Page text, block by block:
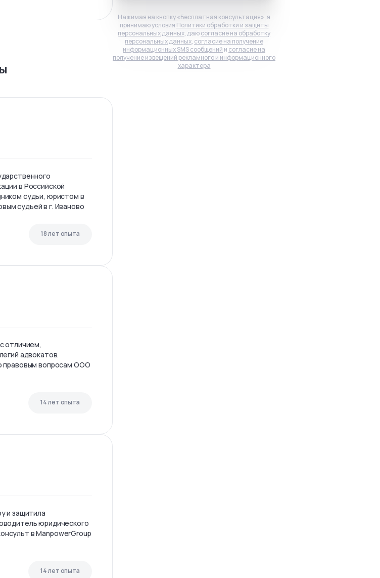
в Российской
судьи, юристом в
судьей в г. Иваново
18 лет опыта
отличием,
адвокатов.
правовым вопросам ООО
14 лет опыта
и защитила
юридического
в ManpowerGroup
14 лет опыта
Нажимая на кнопку «Бесплатная консультация», я
принимаю условия Политики обработки и защиты
персональных данных, даюсогласие на обработку
персональных данных, согласие на получение
информационных SMS сообщений и согласие на
получение извещений рекламного и информационного
характера